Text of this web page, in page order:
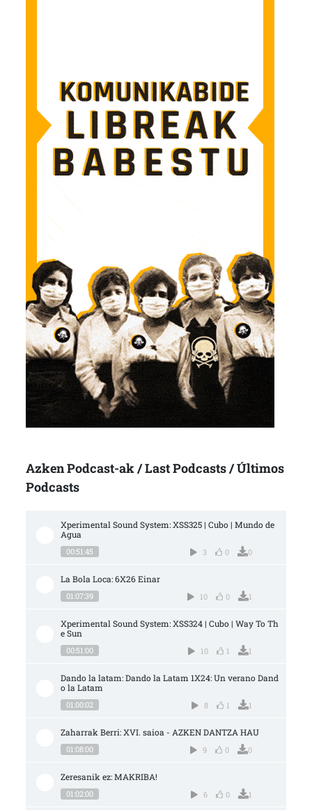
Azken Podcast-ak / Last Podcasts / Últimos
Podcasts
Xperimental Sound System: XSS325 | Cubo | Mundo de
Agua
00:51:45 3 0 0
La Bola Loca: 6X26 Einar
01:07:39 10 0 1
Xperimental Sound System: XSS324 | Cubo | Way To Th
e Sun
00:51:00 10 1 1
Dando la latam: Dando la Latam 1X24: Un verano Dand
o la Latam
01:00:02 8 1 1
Zaharrak Berri: XVI. saioa - AZKEN DANTZA HAU
01:08:00 9 0 0
Zeresanik ez: MAKRIBA!
01:02:00 6 0 1